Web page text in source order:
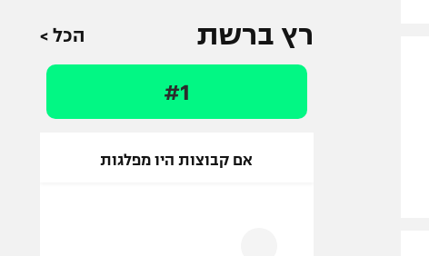
רץ ברשת הכל >
#1
אם קבוצות היו מפלגות